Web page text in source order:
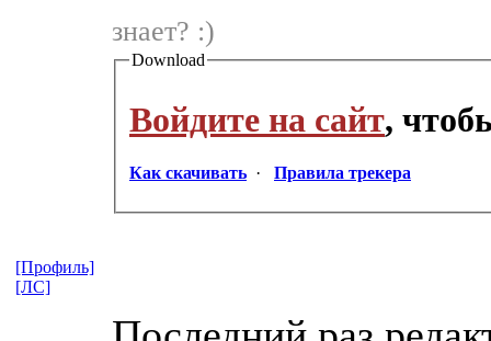
знает? :)
Download
Войдите на сайт,
Как скачивать · Правила трекера
[Профиль]
[ЛС]